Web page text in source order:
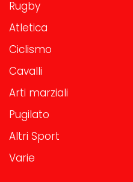
Rugby
Atletica
Ciclismo
Cavalli
Arti marziali
Pugilato
Altri Sport
Varie